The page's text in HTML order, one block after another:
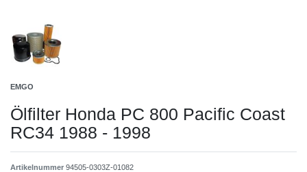
EMGO
Ölfilter Honda PC 800 Pacific Coast
RC34 1988 - 1998
Artikelnummer 94505-0303Z-01082